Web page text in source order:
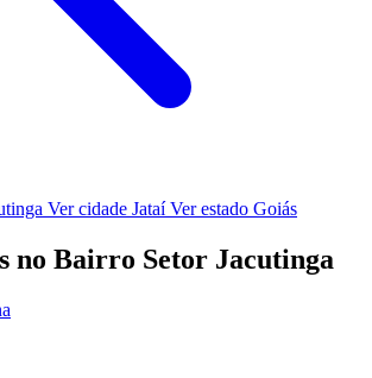
Ver cidade JataíVer estado Goiás
no Bairro Setor Jacutinga